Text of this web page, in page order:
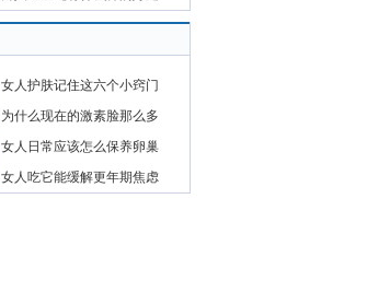
女人护肤记住这六个小窍门
为什么现在的激素脸那么多
女人日常应该怎么保养卵巢
女人吃它能缓解更年期焦虑